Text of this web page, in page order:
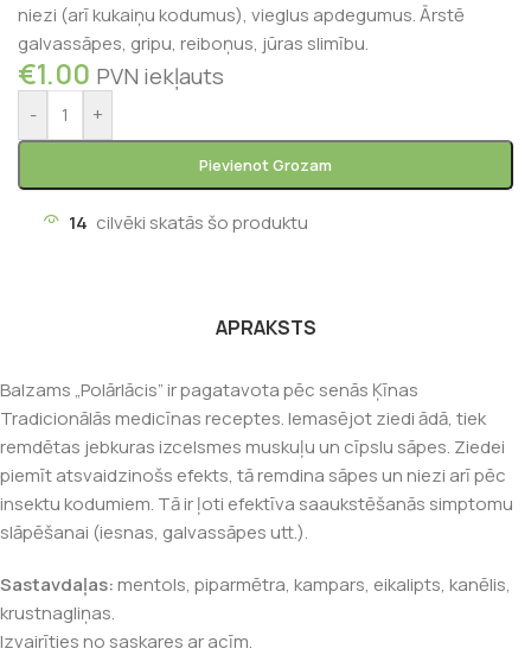
niezi (arī kukaiņu kodumus), vieglus apdegumus. Ārstē
galvassāpes, gripu, reiboņus, jūras slimību.
€1.00 PVN iekļauts
- +
Pievienot Grozam
14 cilvēki skatās šo produktu
APRAKSTS
Balzams „Polārlācis” ir pagatavota pēc senās Ķīnas
Tradicionālās medicīnas receptes. Iemasējot ziedi ādā, tiek
remdētas jebkuras izcelsmes muskuļu un cīpslu sāpes. Ziedei
piemīt atsvaidzinošs efekts, tā remdina sāpes un niezi arī pēc
insektu kodumiem. Tā ir ļoti efektīva saaukstēšanās simptomu
slāpēšanai (iesnas, galvassāpes utt.).
Sastavdaļas:mentols, piparmētra, kampars, eikalipts, kanēlis,
krustnagliņas.
Izvairīties no saskares ar acīm.